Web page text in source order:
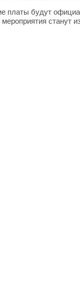
платы будут
станут